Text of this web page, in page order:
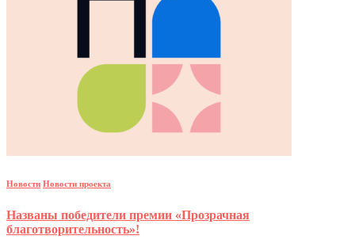
Новости Новости проекта
Названы победители премии «Прозрачная
благотворительность»!